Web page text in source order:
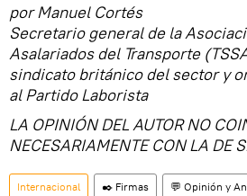
por Manuel Cortés
Secretario general de la
Asalariados del Transporte
sindicato británico del sector y
al Partido Laborista
LA OPINIÓN DEL AUTOR NO
NECESARIAMENTE CON LA DE
Internacional ✒️ Firmas 💬 Opinión y